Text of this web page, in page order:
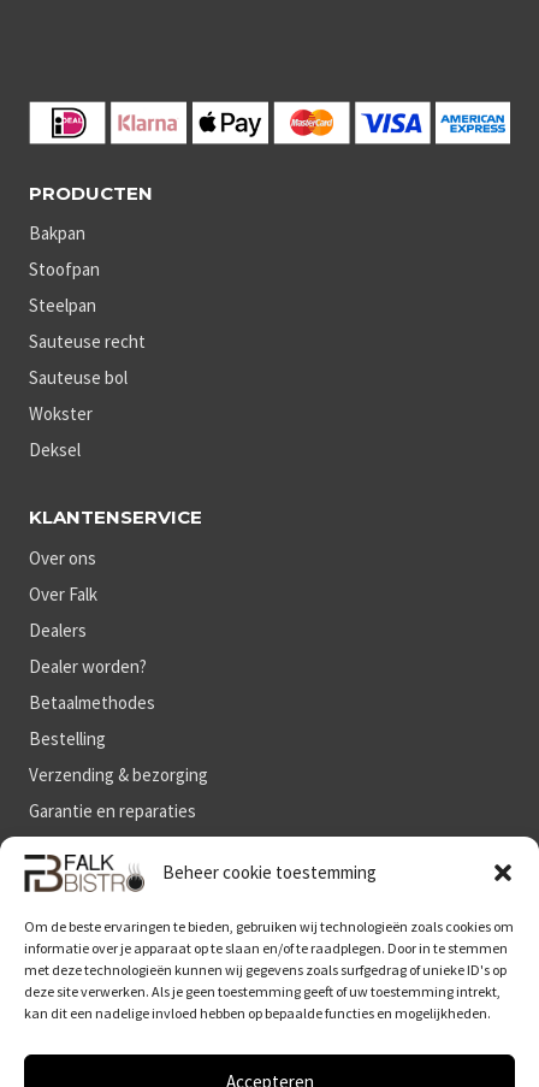
Beheer cookie toestemming
Om de beste ervaringen te bieden, gebruiken wij technologieën zoals cookies om
informatie over je apparaat op te slaan en/of te raadplegen. Door in te stemmen
met deze technologieën kunnen wij gegevens zoals surfgedrag of unieke ID's op
deze site verwerken. Als je geen toestemming geeft of uw toestemming intrekt,
kan dit een nadelige invloed hebben op bepaalde functies en mogelijkheden.
Accepteren
PRODUCTEN
Bakpan
Stoofpan
Steelpan
Sauteuse recht
Sauteuse bol
Wokster
Deksel
KLANTENSERVICE
Over ons
Over Falk
Dealers
Dealer worden?
Betaalmethodes
Bestelling
Verzending & bezorging
Garantie en reparaties
BLIJF OP DE HOOGTE